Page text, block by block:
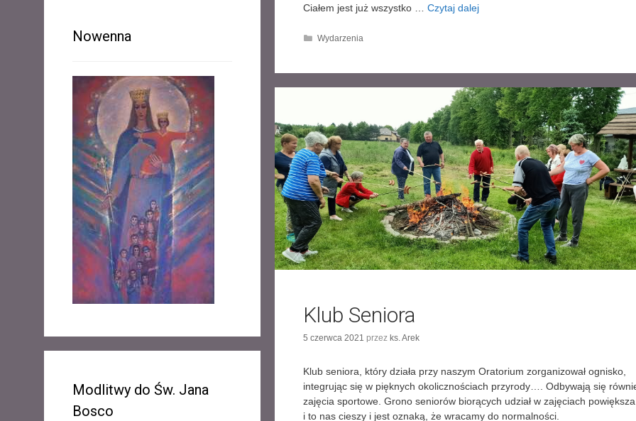
Ciałem jest już wszystko … Czytaj dalej
K
e
g
i
e
Wydarzenia
Klub Seniora
5 czerwca 2021 przez ks. Arek
Klub seniora, który działa przy naszym Oratorium zorganizował ognisko,
integrując się w pięknych okolicznościach przyrody…. Odbywają się
zajęcia sportowe. Grono seniorów biorących udział w zajęciach
i to nas cieszy i jest oznaką, że wracamy do normalności.
Nowenna
Modlitwy do Św. Jana
Bosco